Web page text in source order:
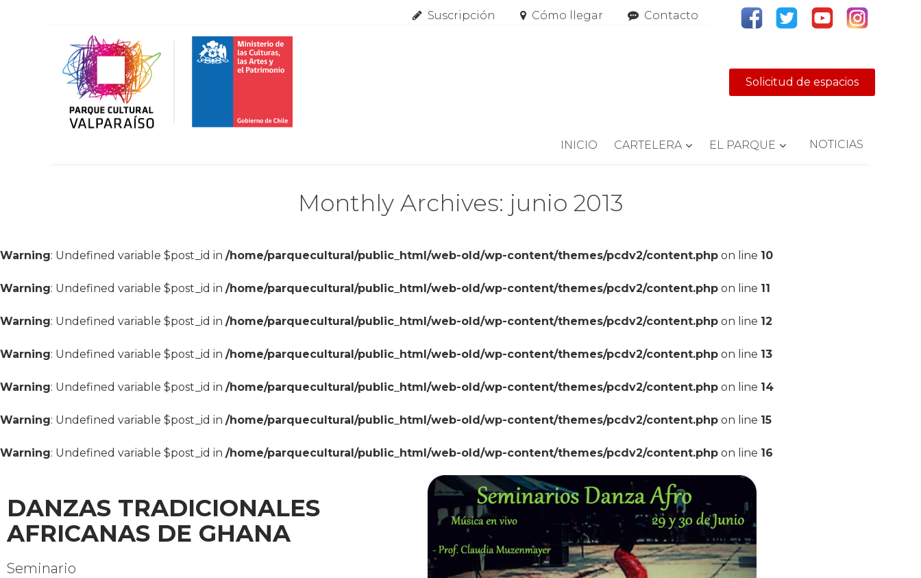
Suscripción Cómo llegar Contacto
Solicitud de espacios
INICIO CARTELERA EL PARQUE NOTICIAS
Monthly Archives: junio 2013
Warning: Undefined variable $post_id in /home/parquecultural/public_html/web-old/wp-content/themes/pcdv2/content.php on line 10
Warning: Undefined variable $post_id in /home/parquecultural/public_html/web-old/wp-content/themes/pcdv2/content.php on line 11
Warning: Undefined variable $post_id in /home/parquecultural/public_html/web-old/wp-content/themes/pcdv2/content.php on line 12
Warning: Undefined variable $post_id in /home/parquecultural/public_html/web-old/wp-content/themes/pcdv2/content.php on line 13
Warning: Undefined variable $post_id in /home/parquecultural/public_html/web-old/wp-content/themes/pcdv2/content.php on line 14
Warning: Undefined variable $post_id in /home/parquecultural/public_html/web-old/wp-content/themes/pcdv2/content.php on line 15
Warning: Undefined variable $post_id in /home/parquecultural/public_html/web-old/wp-content/themes/pcdv2/content.php on line 16
DANZAS TRADICIONALES
AFRICANAS DE GHANA
Seminario